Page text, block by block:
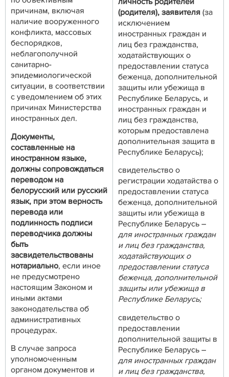
причинам, включая
наличие вооруженного
конфликта, массовых
беспорядков,
неблагополучной
санитарно-
эпидемиологической
ситуации, в соответствии
с уведомлением об этих
причинах Министерства
иностранных дел.
Документы,
составленные на
иностранном языке,
должны сопровождаться
переводом на
белорусский или русский
язык, при этом верность
перевода или
подлинность подписи
переводчика должны
быть
засвидетельствованы
нотариально, если иное
не предусмотрено
настоящим Законом и
иными актами
законодательства об
административных
процедурах.
В случае запроса
уполномоченным
органом документов и
(родителя), заявителя (за
исключением
иностранных граждан и
лиц без гражданства,
ходатайствующих о
предоставлении статуса
беженца, дополнительной
защиты или убежища в
Республике Беларусь, и
иностранных граждан и
лиц без гражданства,
которым предоставлена
дополнительная защита в
Республике Беларусь);
свидетельство о
регистрации ходатайства о
предоставлении статуса
беженца, дополнительной
защиты или убежища в
Республике Беларусь –
для иностранных граждан
и лиц без гражданства,
ходатайствующих о
предоставлении статуса
беженца, дополнительной
защиты или убежища в
Республике Беларусь;
свидетельство о
предоставлении
дополнительной защиты в
Республике Беларусь –
для иностранных граждан
и лиц без гражданства,